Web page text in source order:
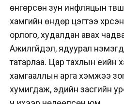
өнгөрсөн зун инфляцын
хамгийн өндөр цэгтээ
орлого, худалдан авах
Ажилгүйдэл, ядуурал
татарлаа. Цар тахлын үеийн
хамгааллын арга хэмжээ
хумигдаж, эдийн засгийн